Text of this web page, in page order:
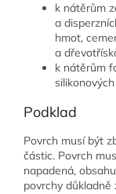
k nátěrům
a
hmot,
a
k nátěrům
Podklad
Povrch musí být
částic. Povrch
napadená,
povrchy důkladně